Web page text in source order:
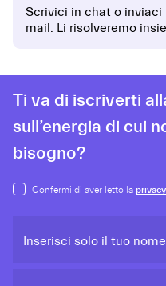
Scrivici in chat o inviaci
mail. Li risolveremo
Ti va di iscriverti
sull’energia di cui
bisogno?
Confermi di aver letto la
Inserisci solo il tuo nome